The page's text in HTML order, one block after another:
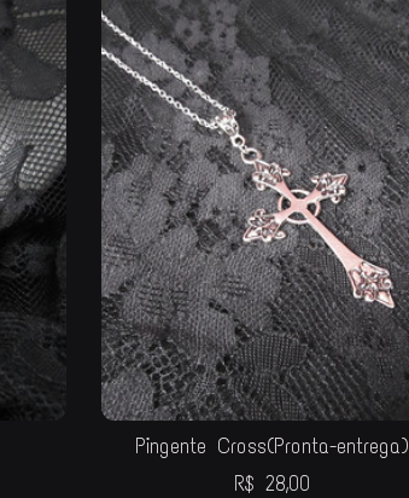
Pingente Cross(Pronta-entrega)
R$ 28,00